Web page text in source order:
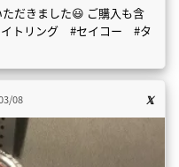
だきました😃 ご購入も含
イトリング #セイコー #タ
08